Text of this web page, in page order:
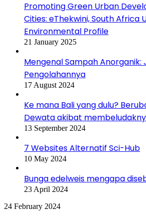
Promoting Green Urban
Cities: eThekwini, South Africa
Environmental Profile
21 January 2025
Mengenal Sampah Anorganik:
Pengolahannya
17 August 2024
Ke mana Bali yang dulu?
Dewata akibat
13 September 2024
7 Websites Alternatif Sci-Hub
10 May 2024
Bunga edelweis mengapa
23 April 2024
Peringatan
24 February 2024